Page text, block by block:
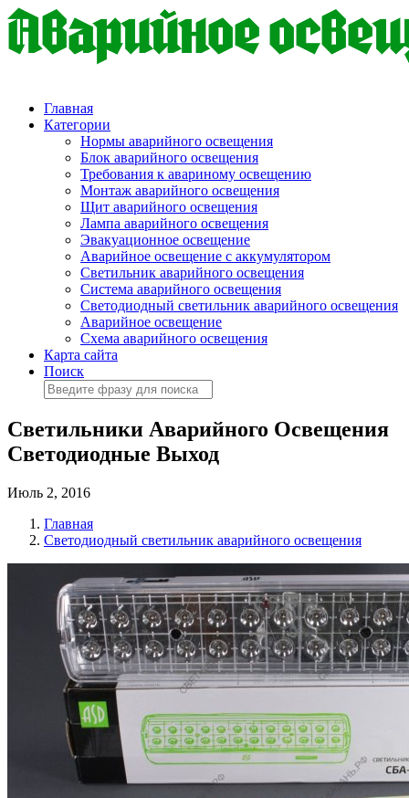
Главная
Категории
Нормы аварийного освещения
Блок аварийного освещения
Требования к авариному освещению
Монтаж аварийного освещения
Щит аварийного освещения
Лампа аварийного освещения
Эвакуационное освещение
Аварийное освещение с аккумулятором
Светильник аварийного освещения
Система аварийного освещения
Светодиодный светильник аварийного освещения
Аварийное освещение
Схема аварийного освещения
Карта сайта
Поиск
Светильники Аварийного Освещения
Светодиодные Выход
Июль 2, 2016
Главная
Светодиодный светильник аварийного освещения